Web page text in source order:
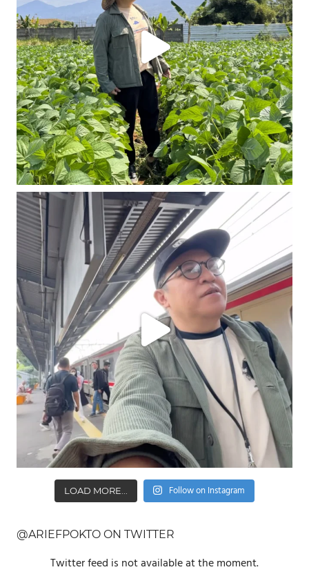
LOAD MORE... Follow on Instagram
@ARIEFPOKTO ON TWITTER
Twitter feed is not available at the moment.